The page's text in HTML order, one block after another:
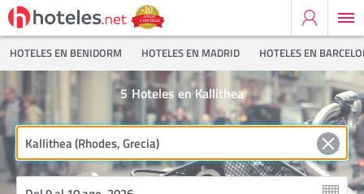
HOTELES EN BENIDORM HOTELES EN MADRID HOTELES EN
Hoteles en Kallithea
5